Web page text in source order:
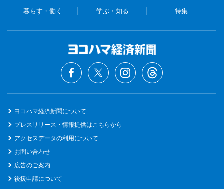
暮らす・働く 学ぶ・知る 特集
ヨコハマ経済新聞について
プレスリリース・情報提供はこちらから
アクセスデータの利用について
お問い合わせ
広告のご案内
後援申請について